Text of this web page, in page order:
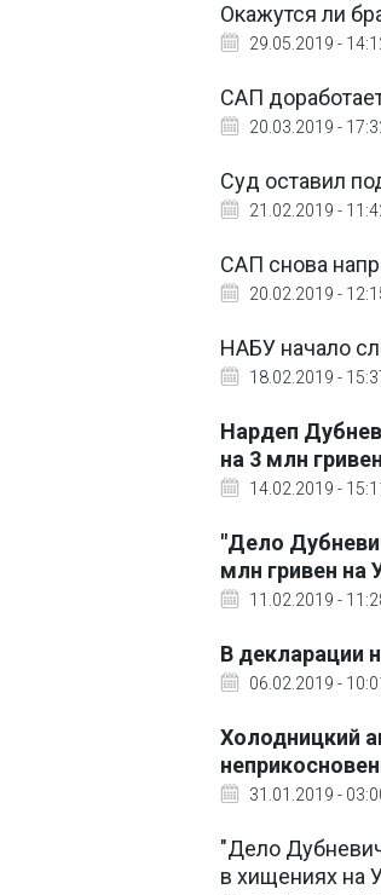
Окажутся ли
29.05.2019 -
САП
20.03.2019 -
Суд оставил
21.02.2019 -
САП снова
20.02.2019 -
НАБУ начало
18.02.2019 -
Нардеп
на 3 млн гривен
14.02.2019 -
"Дело
млн гривен на
11.02.2019 -
В декларации
06.02.2019 -
Холодницкий
31.01.2019 -
"Дело
в хищениях на